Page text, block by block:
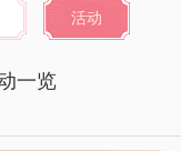
活动
一览